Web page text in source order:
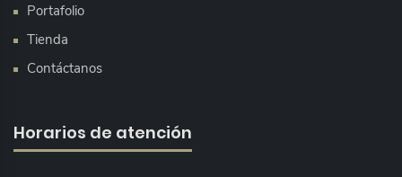
Portafolio
Tienda
Contáctanos
Horarios de atención